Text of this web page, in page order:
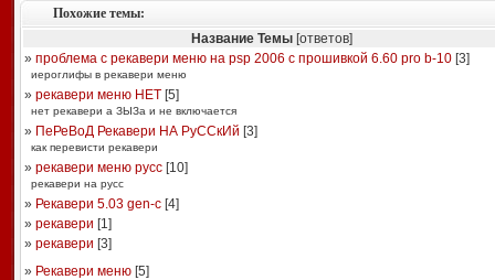
Похожие темы:
Название Темы[ответов]
» проблема с рекавери меню на psp 2006 с прошивкой 6.60 pro b-10[3]
иероглифы в рекавери меню
» рекавери меню НЕТ[5]
нет рекавери а ЗЫЗа и не включается
» ПеРеВоД Рекавери НА РуССкИй [3]
как перевисти рекавери
» рекавери меню русс[10]
рекавери на русс
» Рекавери 5.03 gen-c[4]
» рекавери [1]
» рекавери [3]
» Рекавери меню[5]